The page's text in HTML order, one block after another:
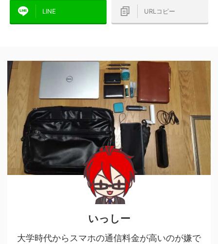
LINE URLコピー
いっしー
大学時代からスマホの通信料金が高いのが嫌で